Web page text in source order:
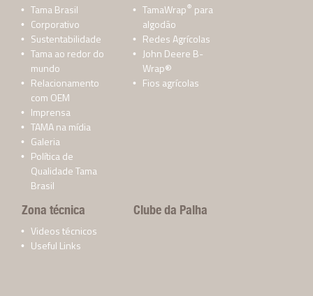
Tama Brasil
Corporativo
Sustentabilidade
Tama ao redor do
mundo
Relacionamento
com OEM
Imprensa
TAMA na mídia
Galeria
Política de
Qualidade Tama
Brasil
TamaWrap® para
algodão
Redes Agrícolas
John Deere B-
Wrap®
Fios agrícolas
Zona técnica
Videos técnicos
Useful Links
Clube da Palha